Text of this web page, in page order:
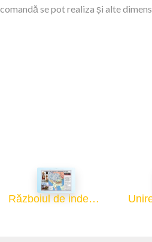
se pot realiza și alte
Războiul de independență 1877 - 1878 - 70x100